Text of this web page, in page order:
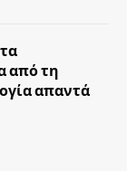
από τη
απαντά